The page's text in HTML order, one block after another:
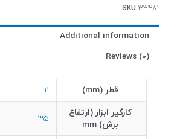
SKU 33481
Additional information
Reviews (0)
قطر (mm)
11
کارگیر ابزار (ارتفاع
برش) mm
35